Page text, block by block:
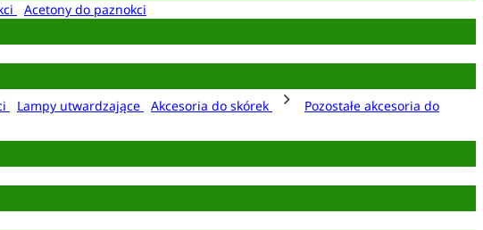
Acetony do paznokci
Lampy utwardzające Akcesoria do skórek
Pozostałe akcesoria do